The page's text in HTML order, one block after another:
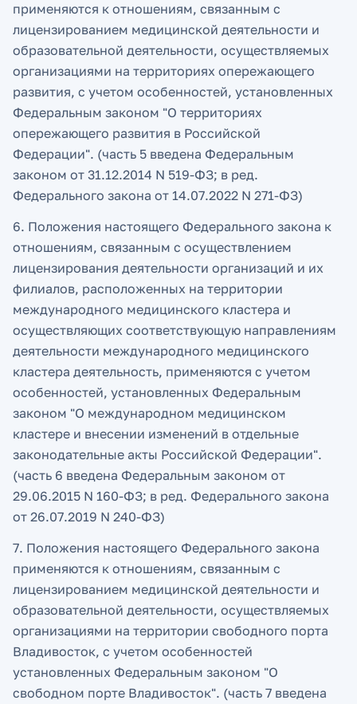
применяются к отношениям, связанным с
лицензированием медицинской деятельности и
образовательной деятельности, осуществляемых
организациями на территориях опережающего
развития, с учетом особенностей, установленных
Федеральным законом "О территориях
опережающего развития в Российской
Федерации". (часть 5 введена Федеральным
законом от 31.12.2014 N 519-ФЗ; в ред.
Федерального закона от 14.07.2022 N 271-ФЗ)
6. Положения настоящего Федерального закона к
отношениям, связанным с осуществлением
лицензирования деятельности организаций и их
филиалов, расположенных на территории
международного медицинского кластера и
осуществляющих соответствующую направлениям
деятельности международного медицинского
кластера деятельность, применяются с учетом
особенностей, установленных Федеральным
законом "О международном медицинском
кластере и внесении изменений в отдельные
законодательные акты Российской Федерации".
(часть 6 введена Федеральным законом от
29.06.2015 N 160-ФЗ; в ред. Федерального закона
от 26.07.2019 N 240-ФЗ)
7. Положения настоящего Федерального закона
применяются к отношениям, связанным с
лицензированием медицинской деятельности и
образовательной деятельности, осуществляемых
организациями на территории свободного порта
Владивосток, с учетом особенностей
установленных Федеральным законом "О
свободном порте Владивосток". (часть 7 введена